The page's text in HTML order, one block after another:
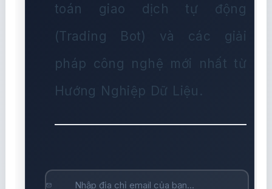
toán giao dịch tự động
(Trading Bot) và các giải
pháp công nghệ mới nhất từ
Hướng Nghiệp Dữ Liệu.